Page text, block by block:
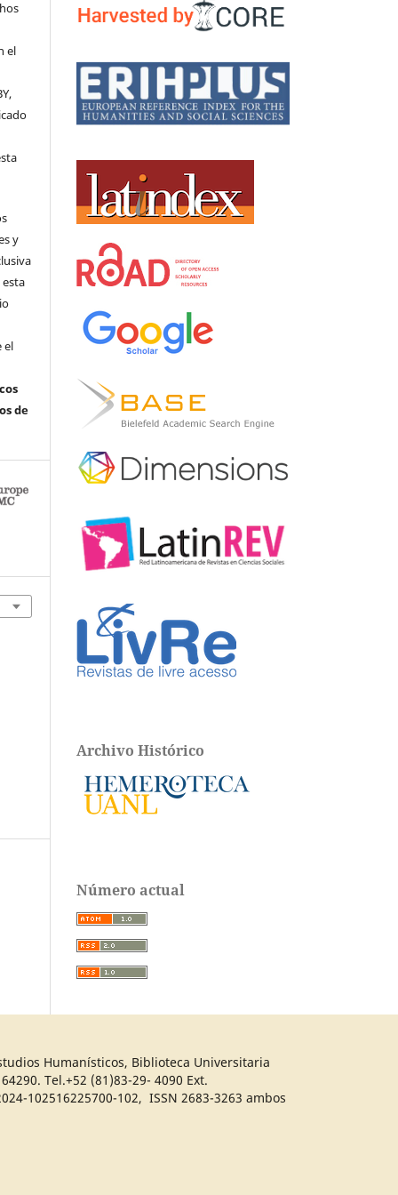
el
y
el
de
Archivo Histórico
Número actual
Humanísticos, Biblioteca Universitaria
Tel.+52 (81)83-29- 4090 Ext.
102516225700-102, ISSN 2683-3263 ambos